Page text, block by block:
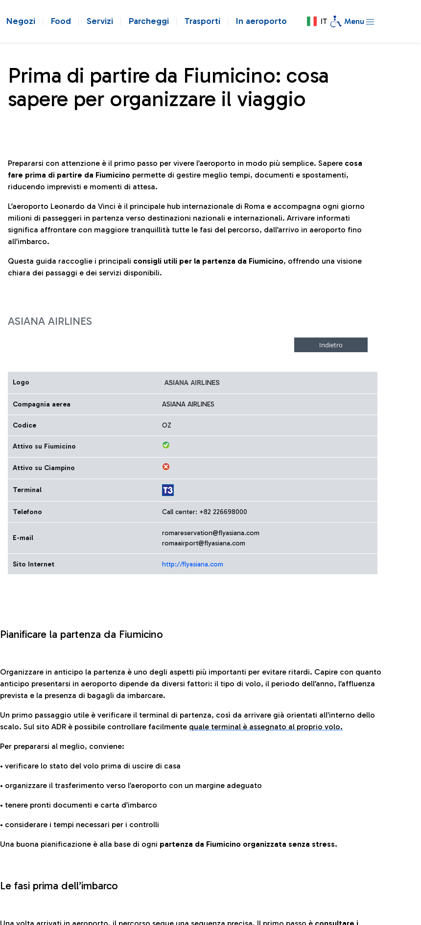
Negozi Food Servizi Parcheggi Trasporti In aeroporto IT Menu
Prima di partire da Fiumicino: cosa
sapere per organizzare il viaggio
Prepararsi con attenzione è il primo passo per vivere l’aeroporto in modo più semplice. Sapere cosa
fare prima di partire da Fiumicino permette di gestire meglio tempi, documenti e spostamenti,
riducendo imprevisti e momenti di attesa.
L’aeroporto Leonardo da Vinci è il principale hub internazionale di Roma e accompagna ogni giorno
milioni di passeggeri in partenza verso destinazioni nazionali e internazionali. Arrivare informati
significa affrontare con maggiore tranquillità tutte le fasi del percorso, dall’arrivo in aeroporto fino
all’imbarco.
Questa guida raccoglie i principali consigli utili per la partenza da Fiumicino, offrendo una visione
chiara dei passaggi e dei servizi disponibili.
ASIANA AIRLINES
Logo
Compagnia aerea ASIANA AIRLINES
Codice OZ
Attivo su Fiumicino
Attivo su Ciampino
Terminal
Telefono Call center: +82 226698000
E-mail
romareservation@flyasiana.com
romaairport@flyasiana.com
Sito Internet http://flyasiana.com
Pianificare la partenza da Fiumicino
Organizzare in anticipo la partenza è uno degli aspetti più importanti per evitare ritardi. Capire con quanto
anticipo presentarsi in aeroporto dipende da diversi fattori: il tipo di volo, il periodo dell’anno, l’affluenza
prevista e la presenza di bagagli da imbarcare.
Un primo passaggio utile è verificare il terminal di partenza, così da arrivare già orientati all’interno dello
scalo. Sul sito ADR è possibile controllare facilmente quale terminal è assegnato al proprio volo.
Per prepararsi al meglio, conviene:
• verificare lo stato del volo prima di uscire di casa
• organizzare il trasferimento verso l’aeroporto con un margine adeguato
• tenere pronti documenti e carta d’imbarco
• considerare i tempi necessari per i controlli
Una buona pianificazione è alla base di ogni partenza da Fiumicino organizzata senza stress.
Le fasi prima dell’imbarco